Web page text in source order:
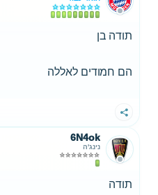
תודה בן
הם חמודים לאללה
שתף
6N4ok
נינג'ה
תודה